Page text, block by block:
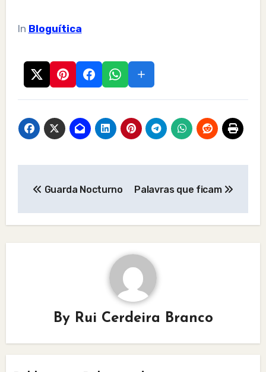
In Bloguítica
Guarda Nocturno Palavras que ficam
By Rui Cerdeira Branco